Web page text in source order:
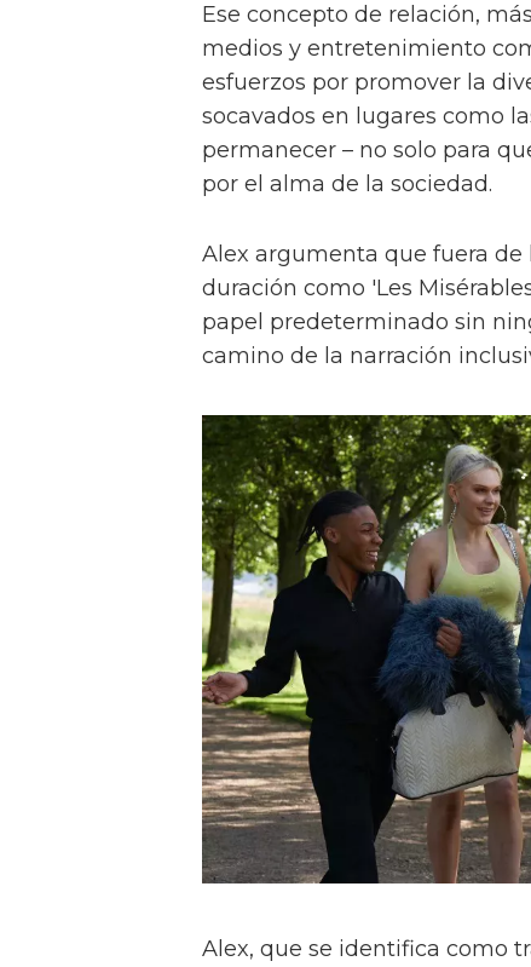
Ese concepto de relación,
medios y entretenimiento
esfuerzos por promover la
socavados en lugares como
permanecer – no solo para
por el alma de la sociedad.
Alex argumenta que fuera de
duración como 'Les
papel predeterminado sin
camino de la narración
Alex, que se identifica como